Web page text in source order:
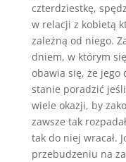
czterdziestkę,
w relacji z kobietą
zależną od niego.
dniem, w którym
obawia się, że jego
stanie poradzić
wiele okazji, by
zawsze tak
tak do niej wracał.
przebudzeniu na